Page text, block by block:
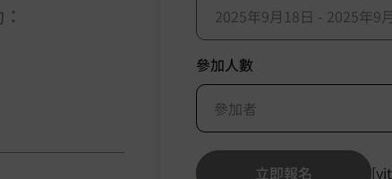
2025年9月18日 - 2025年9
參加人數
參加者
立即報名